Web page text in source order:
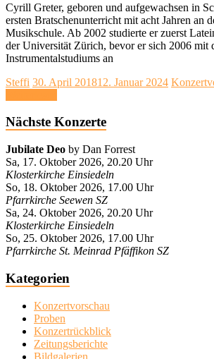
Cyrill Greter, geboren und aufgewachsen in
ersten Bratschenunterricht mit acht Jahren an
Musikschule. Ab 2002 studierte er zuerst
der Universität Zürich, bevor er sich 2006 mit
Instrumentalstudiums an
Steffi 30. April 201812. Januar 2024
Nächste Konzerte
Jubilate Deo by Dan Forrest
Sa, 17. Oktober 2026, 20.20 Uhr
Klosterkirche Einsiedeln
So, 18. Oktober 2026, 17.00 Uhr
Pfarrkirche Seewen SZ
Sa, 24. Oktober 2026, 20.20 Uhr
Klosterkirche Einsiedeln
So, 25. Oktober 2026, 17.00 Uhr
Pfarrkirche St. Meinrad Pfäffikon SZ
Kategorien
Konzertvorschau
Proben
Konzertrückblick
Zeitungsberichte
Bildgalerien